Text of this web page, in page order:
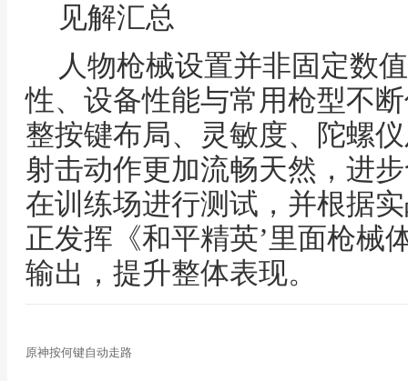
见解汇总
人物枪械设置并非固定数
性、设备性能与常用枪型不
整按键布局、灵敏度、陀螺
射击动作更加流畅天然，进
在训练场进行测试，并根据
正发挥《和平精英’里面枪械
输出，提升整体表现。
原神按何键自动走路